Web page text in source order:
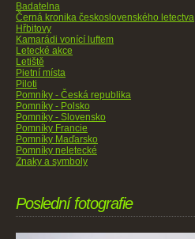
Badatelna
Černá kronika československého letectva
Hřbitovy
Kamarádi vonící luftem
Letecké akce
Letiště
Pietní místa
Piloti
Pomníky - Česká republika
Pomníky - Polsko
Pomníky - Slovensko
Pomníky Francie
Pomníky Maďarsko
Pomníky neletecké
Znaky a symboly
Poslední fotografie